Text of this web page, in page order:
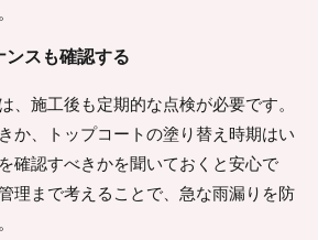
スも確認する
、施工後も定期的な点検が必要です。
か、トップコートの塗り替え時期はい
確認すべきかを聞いておくと安心で
理まで考えることで、急な雨漏りを防